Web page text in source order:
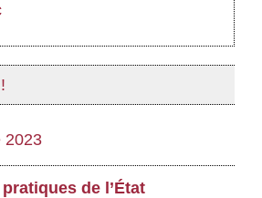
2023
de l’État